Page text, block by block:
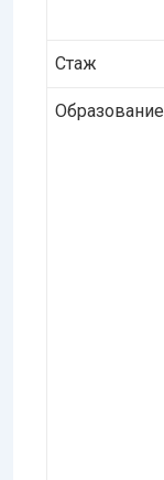
Стаж
Образование